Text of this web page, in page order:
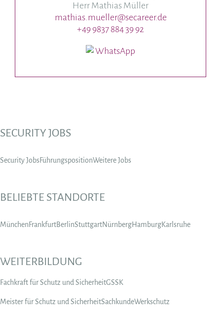
Herr Mathias Müller
mathias.mueller@secareer.de
+49 9837 884 39 92
WhatsApp
SECURITY JOBS
Security JobsFührungspositionWeitere Jobs
BELIEBTE STANDORTE
MünchenFrankfurtBerlinStuttgartNürnbergHamburgKarlsruhe
WEITERBILDUNG
Fachkraft für Schutz und SicherheitGSSK
Meister für Schutz und SicherheitSachkundeWerkschutz